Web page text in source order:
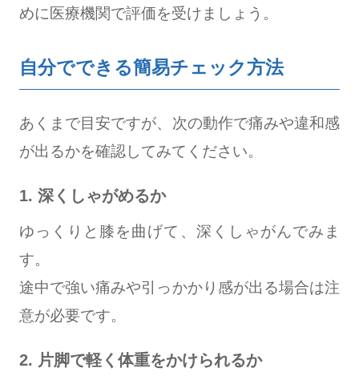
めに医療機関で評価を受けましょう。
自分でできる簡易チェック方法
あくまで目安ですが、次の動作で痛みや違和感
が出るかを確認してみてください。
1. 深くしゃがめるか
ゆっくりと膝を曲げて、深くしゃがんでみま
す。
途中で強い痛みや引っかかり感が出る場合は注
意が必要です。
2. 片脚で軽く体重をかけられるか